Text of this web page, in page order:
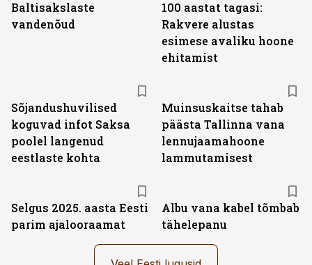
Baltisakslaste
vandenõud
100 aastat tagasi:
Rakvere alustas
esimese avaliku hoone
ehitamist
Sõjandushuvilised
koguvad infot Saksa
poolel langenud
eestlaste kohta
Muinsuskaitse tahab
päästa Tallinna vana
lennujaamahoone
lammutamisest
Selgus 2025. aasta Eesti
parim ajalooraamat
Albu vana kabel tõmbab
tähelepanu